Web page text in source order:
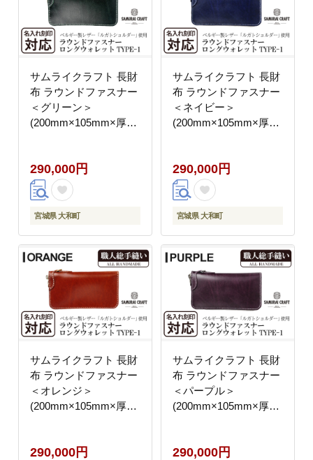
サムライクラフト 長財
布 ラウンドファスナー
＜グリーン＞
(200mm×105mm×厚み
サイフ 名入れ ギフト
ルガトショルダー 本格
シンプル ファッション
日本製 手縫い ハンドメ
式会社Stand Field】
ta273-green
290,000円
宮城県 大和町
サムライクラフト 長財
布 ラウンドファスナー
＜ネイビー＞
(200mm×105mm×厚み
サイフ 名入れ ギフト
ルガトショルダー 本格
シンプル ファッション
日本製 手縫い ハンドメ
式会社Stand Field】
ta273-navy
290,000円
宮城県 大和町
サムライクラフト 長財
布 ラウンドファスナー
＜オレンジ＞
(200mm×105mm×厚み
サイフ 名入れ ギフト
290,000円
サムライクラフト 長財
布 ラウンドファスナー
＜パープル＞
(200mm×105mm×厚み
サイフ 名入れ ギフト
290,000円